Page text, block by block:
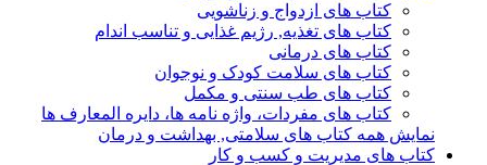
کتاب های ازدواج و زناشویی
کتاب های تغذیه, رژیم غذایی و تناسب اندام
کتاب های درمانی
کتاب های سلامت کودک و نوجوان
کتاب های طب سنتی و مکمل
کتاب های مفردات، واژه نامه ها، دایره المعارف ها
نمایش همه کتاب های سلامتی, بهداشت و درمان
کتاب های مدیریت و کسب و کار